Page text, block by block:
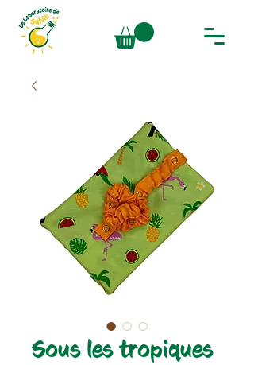
Sous les tropiques